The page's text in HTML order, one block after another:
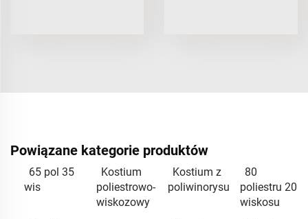
Powiązane kategorie produktów
65 pol 35
wis
Kostium
poliestrowo-
wiskozowy
Kostium z
poliwinorysu
80
poliestru 20
wiskosu